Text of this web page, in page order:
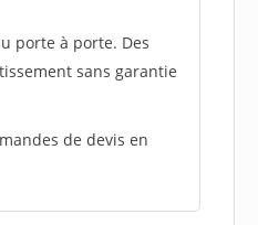
porte à porte. Des
sans garantie
de devis en